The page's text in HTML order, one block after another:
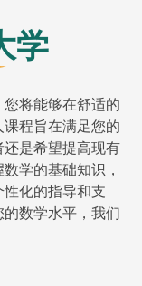
学
将能够在舒适的
程旨在满足您的
是希望提高现有
学的基础知识，
化的指导和支
数学水平，我们